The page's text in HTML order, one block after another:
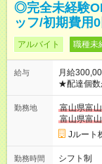
◎完全未経験
ッフ/初期費用
アルバイト 職種未
給与
月給
★配達個数
ど！ ・主要都市エリア 月収55万円／週5日稼働 月収65万~112
万円／週6日稼働 ・地方郊外エリア 月収
収40万円~50万円／週
円 (27歳男
(日休み) ■月収80万円(43歳男性/墨田区在住)※元営業 1日200個
勤務地
富山県富
富山県富
Jルート
勤務時間
シフト制